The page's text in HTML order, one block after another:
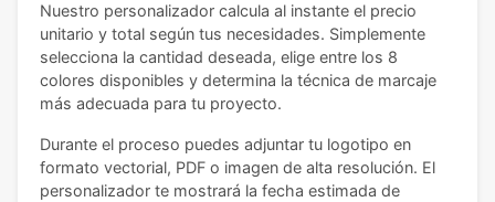
Nuestro personalizador calcula al instante el precio
unitario y total según tus necesidades. Simplemente
selecciona la cantidad deseada, elige entre los 8
colores disponibles y determina la técnica de marcaje
más adecuada para tu proyecto.
Durante el proceso puedes adjuntar tu logotipo en
formato vectorial, PDF o imagen de alta resolución. El
personalizador te mostrará la fecha estimada de